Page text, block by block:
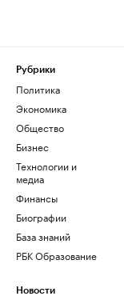
Рубрики
Политика
Экономика
Общество
Бизнес
Технологии и
медиа
Финансы
Биографии
База знаний
РБК Образование
Новости